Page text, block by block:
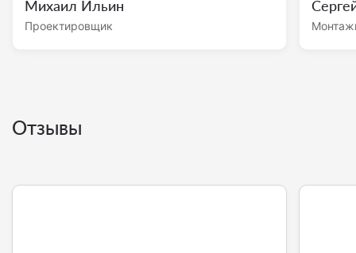
Михаил Ильин
Проектировщик
Отзывы